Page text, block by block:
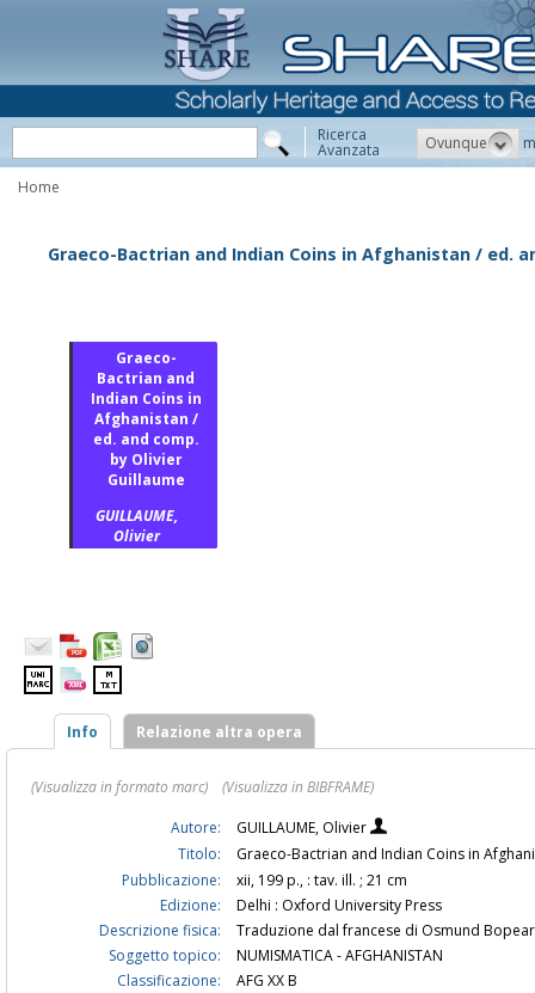
Ricerca
Avanzata Ovunque
Home
Graeco-Bactrian and Indian Coins in Afghanistan / ed.
Graeco-
Bactrian and
Indian Coins in
Afghanistan /
ed. and comp.
by Olivier
Guillaume
GUILLAUME,
Olivier
Info Relazione altra opera
(Visualizza in formato marc)
(Visualizza in BIBFRAME)
Autore:
GUILLAUME, Olivier
Titolo:
Graeco-Bactrian and Indian Coins in
Pubblicazione:
xii, 199 p., : tav. ill. ; 21 cm
Edizione:
Delhi : Oxford University Press
Descrizione fisica:
Traduzione dal francese di Osmund
Soggetto topico:
NUMISMATICA - AFGHANISTAN
Classificazione:
AFG XX B